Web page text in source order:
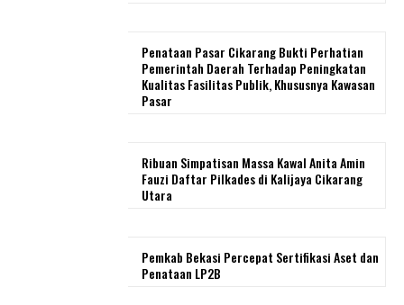
Penataan Pasar Cikarang Bukti Perhatian
Pemerintah Daerah Terhadap Peningkatan
Kualitas Fasilitas Publik, Khususnya Kawasan
Pasar
Ribuan Simpatisan Massa Kawal Anita Amin
Fauzi Daftar Pilkades di Kalijaya Cikarang
Utara
Pemkab Bekasi Percepat Sertifikasi Aset dan
Penataan LP2B